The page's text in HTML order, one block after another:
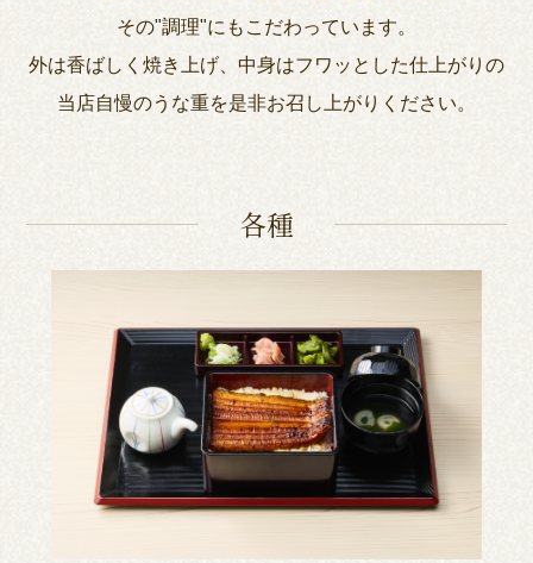
その"調理"にもこだわっています。
外は香ばしく焼き上げ、中身はフワッとした仕上がりの
当店自慢のうな重を是非お召し上がりください。
各種